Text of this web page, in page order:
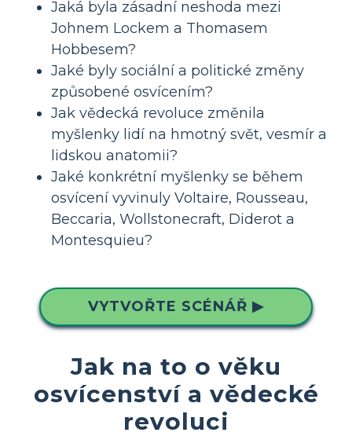
Jaká byla zásadní neshoda mezi
Johnem Lockem a Thomasem
Hobbesem?
Jaké byly sociální a politické změny
způsobené osvícením?
Jak vědecká revoluce změnila
myšlenky lidí na hmotný svět, vesmír a
lidskou anatomii?
Jaké konkrétní myšlenky se během
osvícení vyvinuly Voltaire, Rousseau,
Beccaria, Wollstonecraft, Diderot a
Montesquieu?
VYTVOŘTE SCÉNÁŘ ▶
Jak na to o věku
osvícenství a vědecké
revoluci